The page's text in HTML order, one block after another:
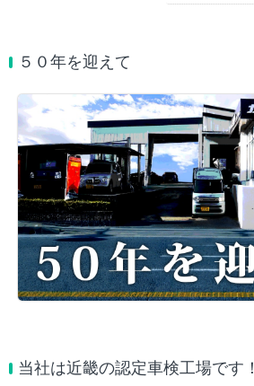
５０年を迎えて
当社は近畿の認定車検工場です！